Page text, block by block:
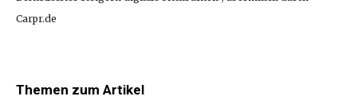
Carpr.de
Themen zum Artikel